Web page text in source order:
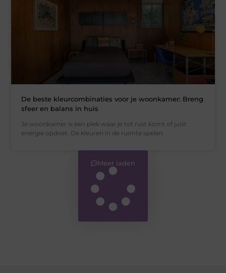
De beste kleurcombinaties voor je woonkamer: Breng
sfeer en balans in huis
Je woonkamer is een plek waar je tot rust komt of juist
energie opdoet. De kleuren in de ruimte spelen
Meer laden